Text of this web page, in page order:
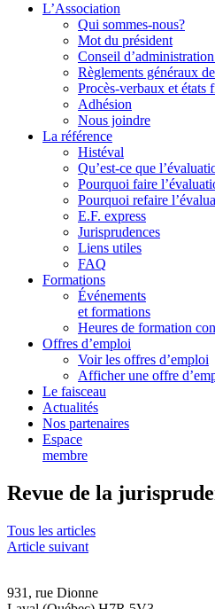
L’Association
Qui sommes-nous?
Mot du président
Conseil
Règlements généraux
Procès-verbaux et états
Adhésion
Nous joindre
La référence
Histéval
Qu’est-ce que
Pourquoi faire
Pourquoi refaire
E.F. express
Jurisprudences
Liens utiles
FAQ
Formations
Événements
et formations
Heures de formation
Offres d’emploi
Voir les offres d’emploi
Afficher une offre
Le faisceau
Actualités
Nos partenaires
Espace
membre
Revue de la
Tous les articles
Article suivant
931, rue Dionne